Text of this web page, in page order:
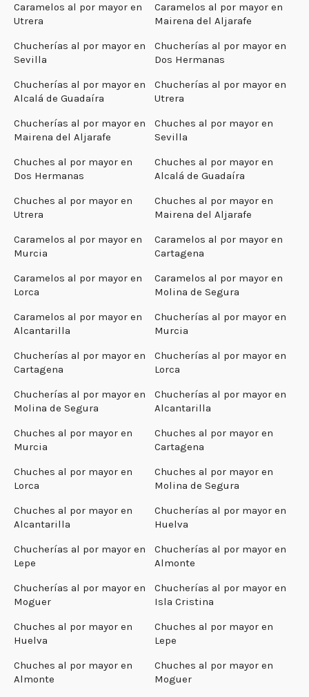
Caramelos al por mayor en
Utrera
Caramelos al por mayor en
Mairena del Aljarafe
Chucherías al por mayor en
Sevilla
Chucherías al por mayor en
Dos Hermanas
Chucherías al por mayor en
Alcalá de Guadaíra
Chucherías al por mayor en
Utrera
Chucherías al por mayor en
Mairena del Aljarafe
Chuches al por mayor en
Sevilla
Chuches al por mayor en
Dos Hermanas
Chuches al por mayor en
Alcalá de Guadaíra
Chuches al por mayor en
Utrera
Chuches al por mayor en
Mairena del Aljarafe
Caramelos al por mayor en
Murcia
Caramelos al por mayor en
Cartagena
Caramelos al por mayor en
Lorca
Caramelos al por mayor en
Molina de Segura
Caramelos al por mayor en
Alcantarilla
Chucherías al por mayor en
Murcia
Chucherías al por mayor en
Cartagena
Chucherías al por mayor en
Lorca
Chucherías al por mayor en
Molina de Segura
Chucherías al por mayor en
Alcantarilla
Chuches al por mayor en
Murcia
Chuches al por mayor en
Cartagena
Chuches al por mayor en
Lorca
Chuches al por mayor en
Molina de Segura
Chuches al por mayor en
Alcantarilla
Chucherías al por mayor en
Huelva
Chucherías al por mayor en
Lepe
Chucherías al por mayor en
Almonte
Chucherías al por mayor en
Moguer
Chucherías al por mayor en
Isla Cristina
Chuches al por mayor en
Huelva
Chuches al por mayor en
Lepe
Chuches al por mayor en
Almonte
Chuches al por mayor en
Moguer